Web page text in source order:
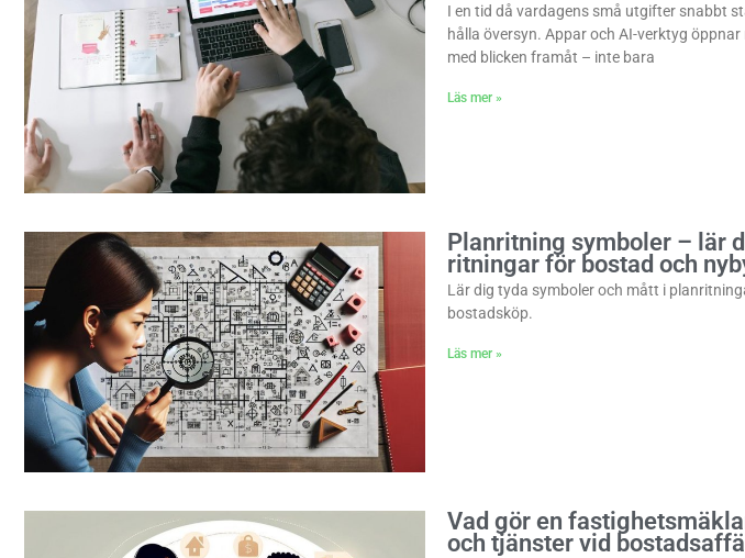
I en tid då vardagens små utgifter snabbt
hålla översyn. Appar och AI-verktyg
med blicken framåt – inte bara
Läs mer »
Planritning symboler – lär
ritningar för bostad och
Lär dig tyda symboler och mått i
bostadsköp.
Läs mer »
Vad gör en
och tjänster vid